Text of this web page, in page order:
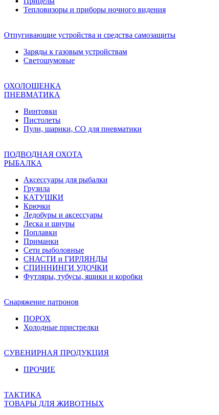
Тепловизоры и приборы ночного видения
Отпугивающие устройства и средства самозащиты
Заряды к газовым устройствам
Светошумовые
ОХОЛОЩЕНКА
ПНЕВМАТИКА
Винтовки
Пистолеты
Пули, шарики, СО для пневматики
ПОДВОДНАЯ ОХОТА
РЫБАЛКА
Аксессуары для рыбалки
Грузила
КАТУШКИ
Крючки
Ледобуры и аксессуары
Леска и шнуры
Поплавки
Приманки
Сети рыболовные
СНАСТИ и ГИРЛЯНДЫ
СПИННИНГИ УДОЧКИ
Футляры, тубусы, ящики и коробки
Снаряжение патронов
ПОРОХ
Холодные пристрелки
СУВЕНИРНАЯ ПРОДУКЦИЯ
ПРОЧИЕ
ТАКТИКА
ТОВАРЫ ДЛЯ ЖИВОТНЫХ